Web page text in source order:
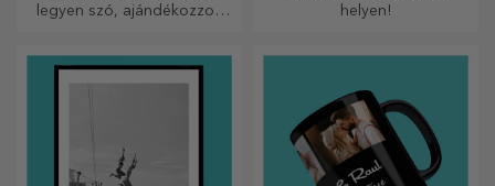
legyen szó, ajándékozzon
adrenalin- vagy relaxációs
helyen!